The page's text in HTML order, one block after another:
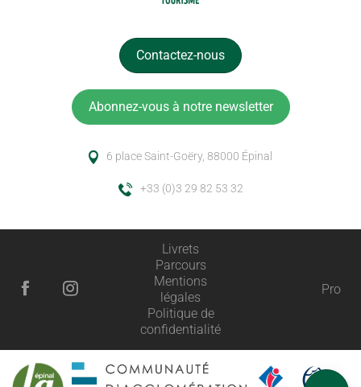
Ouvertures
Avis
Contactez-nous
Abonnez-vous à notre newsletter
6 place Saint-Goëry, 88000 Épinal
+33 (0)3 29 82 53 32
Livrets
Parcours
Mentions
légales
Politique de
confidentialité
Pro